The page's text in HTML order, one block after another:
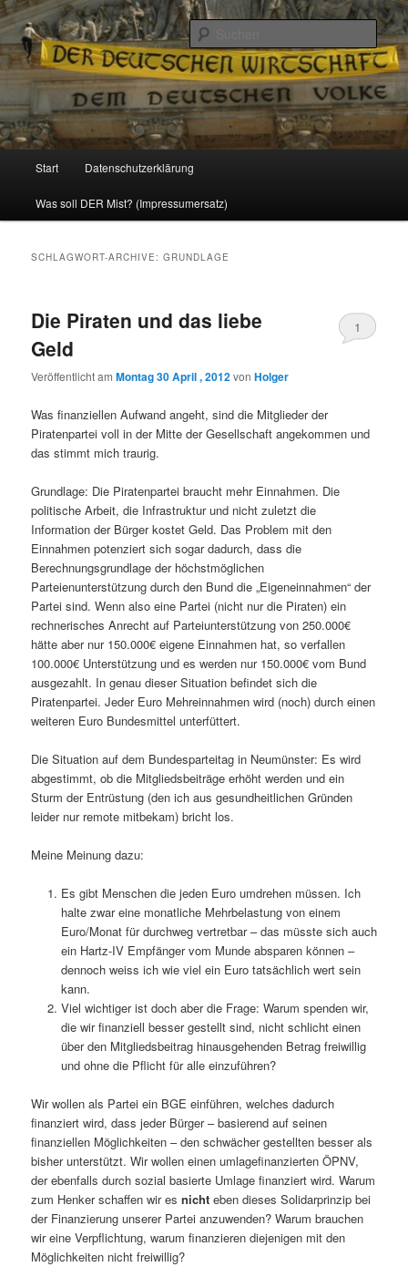
Reizzentrum
Politik, Wirtschaft, Soziales und Gesellschaft
Zum
Inhalt
Zum
sekundären
Start Datenschutzerklärung
Was soll DER Mist? (Impressumersatz)
SCHLAGWORT-ARCHIVE:GRUNDLAGE
Die Piraten und das liebe
Geld
Veröffentlicht amMontag 30 April , 2012vonHolger
1
Was finanziellen Aufwand angeht, sind die Mitglieder der
Piratenpartei voll in der Mitte der Gesellschaft angekommen und
das stimmt mich traurig.
Grundlage: Die Piratenpartei braucht mehr Einnahmen. Die
politische Arbeit, die Infrastruktur und nicht zuletzt die
Information der Bürger kostet Geld. Das Problem mit den
Einnahmen potenziert sich sogar dadurch, dass die
Berechnungsgrundlage der höchstmöglichen
Parteienunterstützung durch den Bund die „Eigeneinnahmen“ der
Partei sind. Wenn also eine Partei (nicht nur die Piraten) ein
rechnerisches Anrecht auf Parteiunterstützung von 250.000€
hätte aber nur 150.000€ eigene Einnahmen hat, so verfallen
100.000€ Unterstützung und es werden nur 150.000€ vom Bund
ausgezahlt. In genau dieser Situation befindet sich die
Piratenpartei. Jeder Euro Mehreinnahmen wird (noch) durch einen
weiteren Euro Bundesmittel unterfüttert.
Die Situation auf dem Bundesparteitag in Neumünster: Es wird
abgestimmt, ob die Mitgliedsbeiträge erhöht werden und ein
Sturm der Entrüstung (den ich aus gesundheitlichen Gründen
leider nur remote mitbekam) bricht los.
Meine Meinung dazu:
Es gibt Menschen die jeden Euro umdrehen müssen. Ich
halte zwar eine monatliche Mehrbelastung von einem
Euro/Monat für durchweg vertretbar – das müsste sich auch
ein Hartz-IV Empfänger vom Munde absparen können –
dennoch weiss ich wie viel ein Euro tatsächlich wert sein
kann.
Viel wichtiger ist doch aber die Frage: Warum spenden wir,
die wir finanziell besser gestellt sind, nicht schlicht einen
über den Mitgliedsbeitrag hinausgehenden Betrag freiwillig
und ohne die Pflicht für alle einzuführen?
Wir wollen als Partei ein BGE einführen, welches dadurch
finanziert wird, dass jeder Bürger – basierend auf seinen
finanziellen Möglichkeiten – den schwächer gestellten besser als
bisher unterstützt. Wir wollen einen umlagefinanzierten ÖPNV,
der ebenfalls durch sozial basierte Umlage finanziert wird. Warum
zum Henker schaffen wir esnicht eben dieses Solidarprinzip bei
der Finanzierung unserer Partei anzuwenden? Warum brauchen
wir eine Verpflichtung, warum finanzieren diejenigen mit den
Möglichkeiten nicht freiwillig?